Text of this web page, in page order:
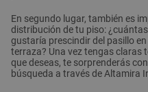
En segundo lugar, también es
distribución de tu piso:
gustaría prescindir del pasillo
terraza? Una vez tengas claras
que deseas, te sorprenderás
búsqueda a través de Altamira